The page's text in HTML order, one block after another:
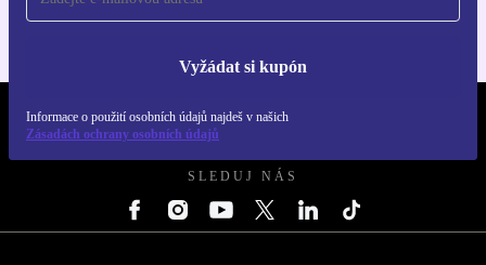
Vyžádat si kupón
Informace o použití osobních údajů najdeš v našich
Zásadách ochrany osobních údajů
REFURBED ČESKO - RETHINK NEW.
SLEDUJ NÁS